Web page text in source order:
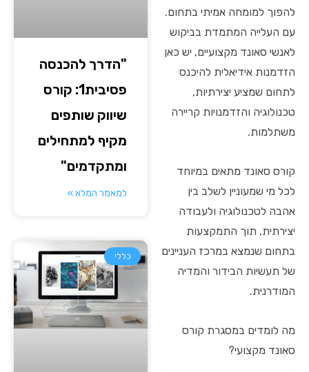
להפוך למומחה אמיתי בתחום.
עם העלייה המתמדת בביקוש
לאנשי סאונד מקצועיים, יש כאן
הזדמנות אידיאלית להיכנס
לתחום שמציע יצירתיות,
טכנולוגיה והזדמנויות קריירה
משתלמות.
קורס סאונד מתאים במיוחד
לכל מי שמעוניין לשלב בין
אהבה לטכנולוגיה ולעבודה
יצירתית, תוך התמקצעות
בתחום שנמצא במרכז העניינים
של תעשיות הבידור והמדיה
המודרנית.
מה לומדים במסגרת קורס
סאונד מקצועי?
"הדרך להכנסה
פסיבית1: קורס
שיווק שותפים
מקיף למתחילים
ומתקדמים"
למאמר המלא »
כללי